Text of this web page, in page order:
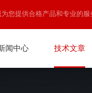
您提供合格产品和专业的服
闻中心 技术文章